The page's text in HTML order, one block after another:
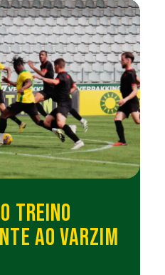
TREINO
AO VARZIM